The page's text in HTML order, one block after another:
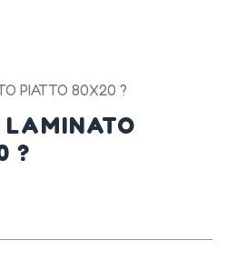
PIATTO 80X20 ?
?